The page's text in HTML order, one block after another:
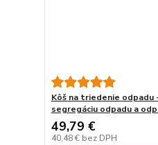
Kôš na triedenie odpadu
segregáciu odpadu a
49,79 €
40,48 € bez DPH